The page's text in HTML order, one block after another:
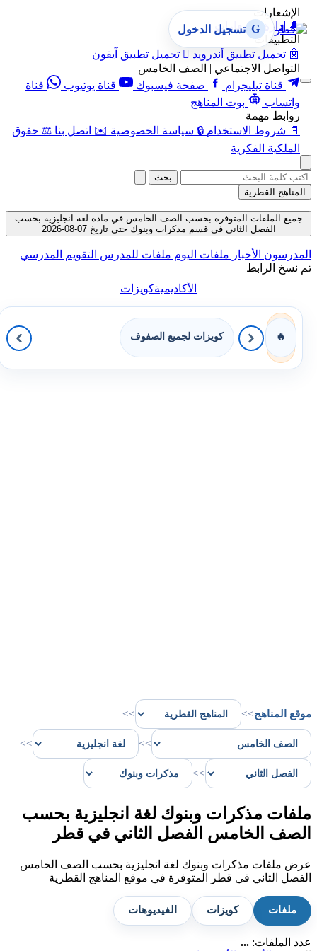
الإشعارات
🔔 إدارة الإشعارات
التطبيقات
🤖 تحميل تطبيق أندرويد  تحميل تطبيق آيفون
التواصل الاجتماعي | الصف الخامس
قناة تيليجرام
صفحة فيسبوك قناة يوتيوب
قناة
واتساب
بوت المناهج
روابط مهمة
📄 شروط الاستخدام 🔒 سياسة الخصوصية ✉️ اتصل بنا ⚖️ حقوق
الملكية الفكرية
G تسجيل الدخول
بحث
المناهج القطرية
جميع الملفات المتوفرة بحسب الصف الخامس في مادة لغة انجليزية بحسب
الفصل الثاني في قسم مذكرات وبنوك حتى تاريخ 07-08-2026
المدرسون الأخبار ملفات اليوم ملفات للمدرس التقويم المدرسي
تم نسخ الرابط
الأكاديميةكويزات
🔥 كويزات لجميع الصفوف
موقع المناهج>>
>>
>>
>>
>>
ملفات مذكرات وبنوك لغة انجليزية بحسب
الصف الخامس الفصل الثاني في قطر
عرض ملفات مذكرات وبنوك لغة انجليزية بحسب الصف الخامس
الفصل الثاني في قطر المتوفرة في موقع المناهج القطرية
ملفات كويزات الفيديوهات
عدد الملفات: ...